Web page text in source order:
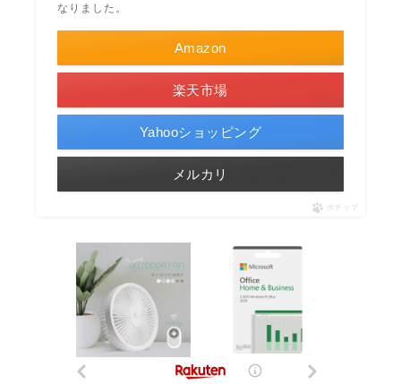
なりました。
Amazon
楽天市場
Yahooショッピング
メルカリ
ポチップ